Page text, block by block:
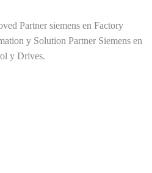
Partner siemens en Factory
y Solution Partner Siemens en
y Drives.